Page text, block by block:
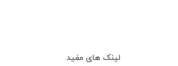
لینک های مفید